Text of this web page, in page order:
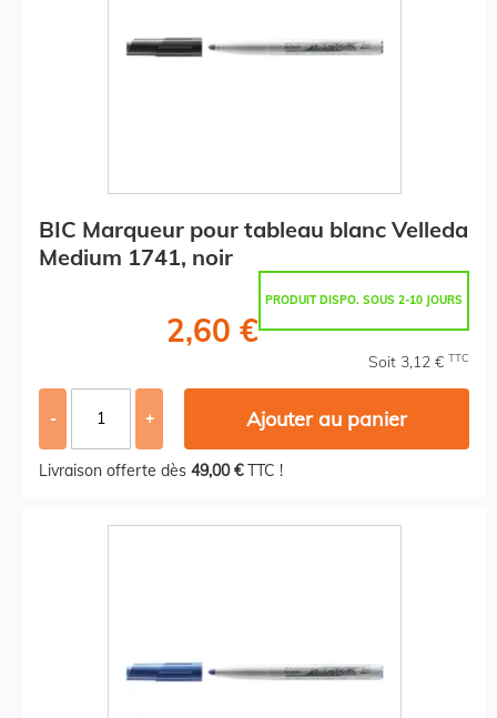
BIC Marqueur pour tableau blanc Velleda
Medium 1741, noir
PRODUIT DISPO. SOUS 2-10 JOURS
2,60 €
Soit 3,12 € TTC
- + Ajouter au panier
Livraison offerte dès 49,00 €TTC !